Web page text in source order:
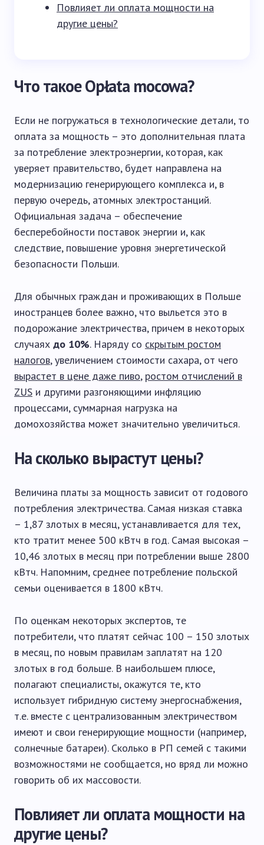
Повлияет ли оплата мощности на
другие цены?
Что такое Opłata mocowa?
Если не погружаться в технологические детали, то
оплата за мощность – это дополнительная плата
за потребление электроэнергии, которая, как
уверяет правительство, будет направлена на
модернизацию генерирующего комплекса и, в
первую очередь, атомных электростанций.
Официальная задача – обеспечение
бесперебойности поставок энергии и, как
следствие, повышение уровня энергетической
безопасности Польши.
Для обычных граждан и проживающих в Польше
иностранцев более важно, что выльется это в
подорожание электричества, причем в некоторых
случаях до 10%. Наряду со скрытым ростом
налогов, увеличением стоимости сахара, от чего
вырастет в цене даже пиво, ростом отчислений в
ZUS и другими разгоняющими инфляцию
процессами, суммарная нагрузка на
домохозяйства может значительно увеличиться.
На сколько вырастут цены?
Величина платы за мощность зависит от годового
потребления электричества. Самая низкая ставка
– 1,87 злотых в месяц, устанавливается для тех,
кто тратит менее 500 кВтч в год. Самая высокая –
10,46 злотых в месяц при потреблении выше 2800
кВтч. Напомним, среднее потребление польской
семьи оценивается в 1800 кВтч.
По оценкам некоторых экспертов, те
потребители, что платят сейчас 100 – 150 злотых
в месяц, по новым правилам заплатят на 120
злотых в год больше. В наибольшем плюсе,
полагают специалисты, окажутся те, кто
использует гибридную систему энергоснабжения,
т.е. вместе с централизованным электричеством
имеют и свои генерирующие мощности (например,
солнечные батареи). Сколько в РП семей с такими
возможностями не сообщается, но вряд ли можно
говорить об их массовости.
Повлияет ли оплата мощности на
другие цены?